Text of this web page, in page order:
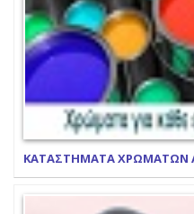
ΚΑΤΑΣΤΗΜΑΤΑ ΧΡΩΜΑΤΩΝ